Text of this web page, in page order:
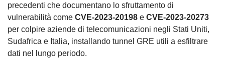
precedenti che documentano lo sfruttamento di
vulnerabilità come CVE-2023-20198 e CVE-2023-20273
per colpire aziende di telecomunicazioni negli Stati Uniti,
Sudafrica e Italia, installando tunnel GRE utili a esfiltrare
dati nel lungo periodo.